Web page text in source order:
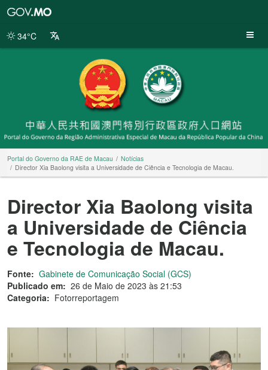
da
34°C
Portal do Governo da RAE de Macau
Notícias
Director Xia Baolong visita a Universidade de Ciência e Tecnologia de Macau.
Director Xia Baolong visita
a Universidade de Ciência
e Tecnologia de Macau.
Fonte: Gabinete de Comunicação Social (GCS)
Publicado em: 26 de Maio de 2023 às 21:53
Categoria: Fotorreportagem